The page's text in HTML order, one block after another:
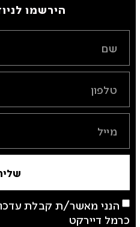
הירשמו
הנני מאשר/ת קבלת
כרמל דיירקט